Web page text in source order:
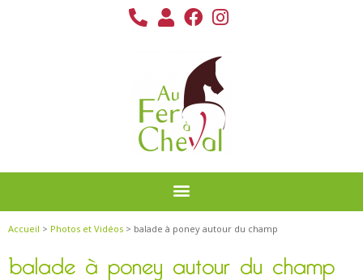
Accueil > Photos et Vidéos > balade à poney autour du champ
balade à poney autour du champ